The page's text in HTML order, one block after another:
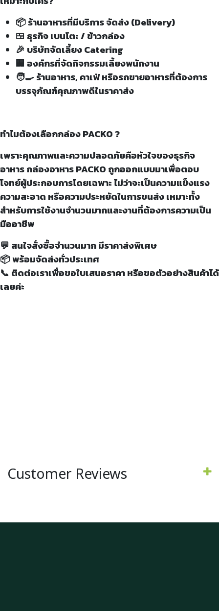
📦 ร้านอาหารที่มีบริการ จัดส่ง (Delivery)
🍱 ธุรกิจ เบนโตะ / ข้าวกล่อง
🎉 บริษัทจัดเลี้ยง Catering
🏢 องค์กรที่จัดกิจกรรมเลี้ยงพนักงาน
🧑‍🍳 ร้านอาหาร, คาเฟ่ หรือรถขายอาหารที่ต้องการ
บรรจุภัณฑ์คุณภาพดีในราคาส่ง
ทำไมต้องเลือกกล่อง PACKO ?
เพราะคุณภาพและความปลอดภัยคือหัวใจของธุรกิจ
อาหาร กล่องอาหาร PACKO ถูกออกแบบมาเพื่อตอบ
โจทย์ผู้ประกอบการโดยเฉพาะ ไม่ว่าจะเป็นความแข็งแรง
ความสะอาด หรือความประหยัดในการขนส่ง เหมาะทั้ง
สำหรับการใช้งานจำนวนมากและงานที่ต้องการความเป็น
มืออาชีพ
💬 สนใจสั่งซื้อจำนวนมาก มีราคาส่งพิเศษ
📦 พร้อมจัดส่งทั่วประเทศ
📞 ติดต่อเราเพื่อขอใบเสนอราคา หรือขอตัวอย่างสินค้าได้
เลยค่ะ
Customer Reviews